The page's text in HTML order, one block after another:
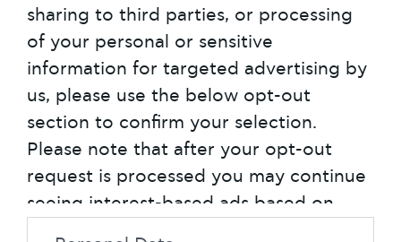
sharing to third parties, or processing
of your personal or sensitive
information for targeted advertising by
us, please use the below opt-out
section to confirm your selection.
Please note that after your opt-out
request is processed you may continue
seeing interest-based ads based on
Πρώτος και κύριος κανόνας: Ανοίξτε
τα παράθυρα . Ο τακτικός αερισμός των
δωματίων σε καθημερινή βάση είναι